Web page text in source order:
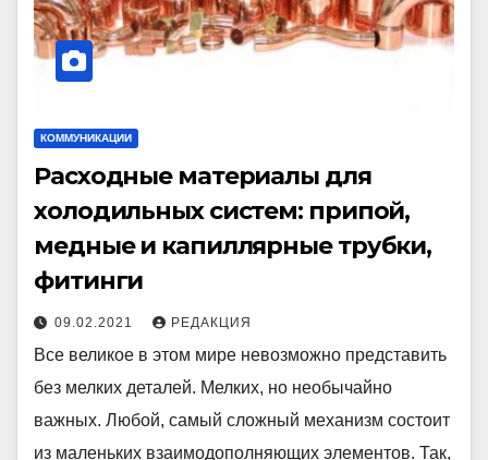
КОММУНИКАЦИИ
Расходные материалы для
холодильных систем: припой,
медные и капиллярные трубки,
фитинги
09.02.2021 РЕДАКЦИЯ
Все великое в этом мире невозможно представить
без мелких деталей. Мелких, но необычайно
важных. Любой, самый сложный механизм состоит
из маленьких взаимодополняющих элементов. Так,